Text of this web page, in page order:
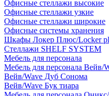
Офисные стеллажи высокие
Офисные стеллажи узкие
Офисные стеллажи широкие
Офисные системы хранения
Шкафы Локер Плюс/Locker
Стеллажи SHELF SYSTEM
Мебель для персонала
Мебель для персонала Вейв/
Вейв/Wave Дуб Сонома
Вейв/Wave Бук тиара